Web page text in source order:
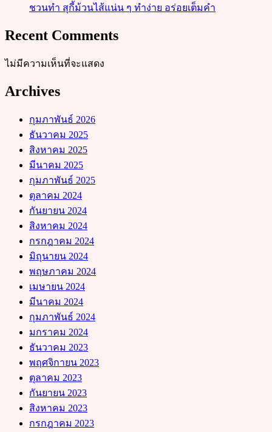
ชวนทำ สุกี้ม้วนไส้แน่น ๆ ทำง่าย อร่อยเต็มคำ
Recent Comments
ไม่มีความเห็นที่จะแสดง
Archives
กุมภาพันธ์ 2026
ธันวาคม 2025
สิงหาคม 2025
มีนาคม 2025
กุมภาพันธ์ 2025
ตุลาคม 2024
กันยายน 2024
สิงหาคม 2024
กรกฎาคม 2024
มิถุนายน 2024
พฤษภาคม 2024
เมษายน 2024
มีนาคม 2024
กุมภาพันธ์ 2024
มกราคม 2024
ธันวาคม 2023
พฤศจิกายน 2023
ตุลาคม 2023
กันยายน 2023
สิงหาคม 2023
กรกฎาคม 2023